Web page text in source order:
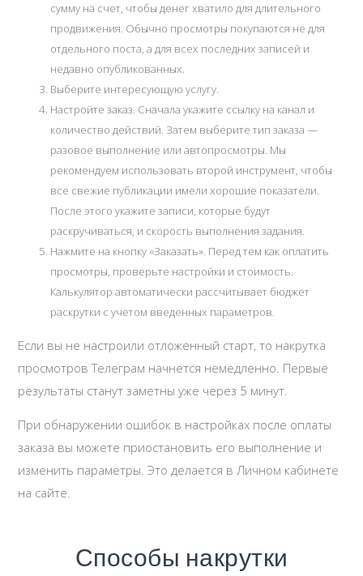
сумму на счет, чтобы денег хватило для длительного
продвижения. Обычно просмотры покупаются не для
отдельного поста, а для всех последних записей и
недавно опубликованных.
Выберите интересующую услугу.
Настройте заказ. Сначала укажите ссылку на канал и
количество действий. Затем выберите тип заказа —
разовое выполнение или автопросмотры. Мы
рекомендуем использовать второй инструмент, чтобы
все свежие публикации имели хорошие показатели.
После этого укажите записи, которые будут
раскручиваться, и скорость выполнения задания.
Нажмите на кнопку «Заказать». Перед тем как оплатить
просмотры, проверьте настройки и стоимость.
Калькулятор автоматически рассчитывает бюджет
раскрутки с учетом введенных параметров.
Если вы не настроили отложенный старт, то накрутка
просмотров Телеграм начнется немедленно. Первые
результаты станут заметны уже через 5 минут.
При обнаружении ошибок в настройках после оплаты
заказа вы можете приостановить его выполнение и
изменить параметры. Это делается в Личном кабинете
на сайте.
Способы накрутки